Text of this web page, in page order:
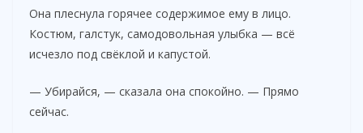
Она плеснула горячее содержимое ему в лицо.
Костюм, галстук, самодовольная улыбка — всё
исчезло под свёклой и капустой.
— Убирайся, — сказала она спокойно. — Прямо
сейчас.